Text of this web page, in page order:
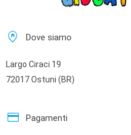
home_pin Dove siamo
Largo Ciraci 19
72017 Ostuni (BR)
credit_card Pagamenti